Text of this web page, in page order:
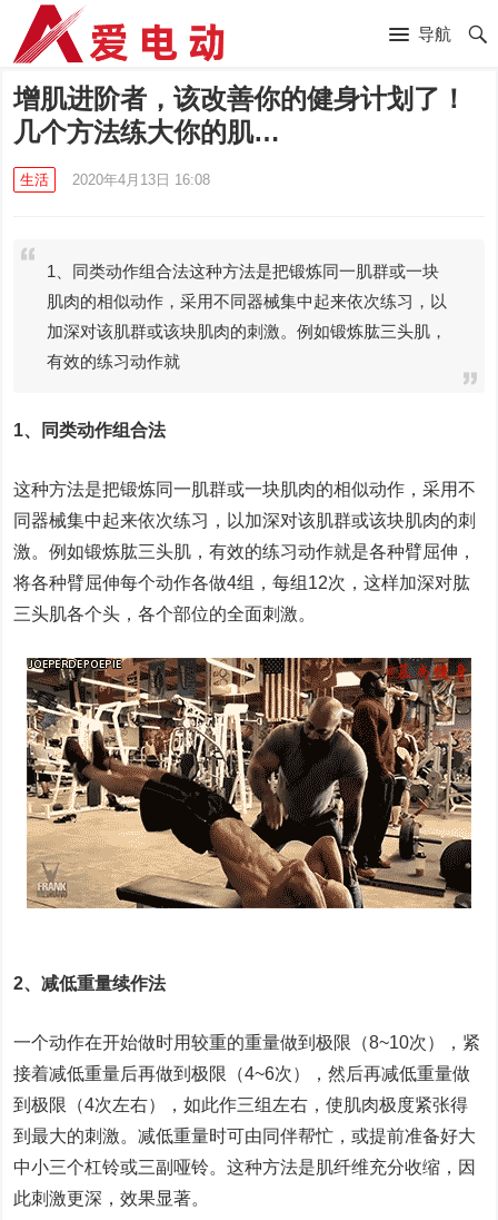
导航
增肌进阶者，该改善你的健身计划了！
几个方法练大你的肌…
生活 2020年4月13日 16:08
1、同类动作组合法这种方法是把锻炼同一肌群或一块
肌肉的相似动作，采用不同器械集中起来依次练习，以
加深对该肌群或该块肌肉的刺激。例如锻炼肱三头肌，
有效的练习动作就
1、同类动作组合法
这种方法是把锻炼同一肌群或一块肌肉的相似动作，采用不
同器械集中起来依次练习，以加深对该肌群或该块肌肉的刺
激。例如锻炼肱三头肌，有效的练习动作就是各种臂屈伸，
将各种臂屈伸每个动作各做4组，每组12次，这样加深对肱
三头肌各个头，各个部位的全面刺激。
2、减低重量续作法
一个动作在开始做时用较重的重量做到极限（8~10次），紧
接着减低重量后再做到极限（4~6次），然后再减低重量做
到极限（4次左右），如此作三组左右，使肌肉极度紧张得
到最大的刺激。减低重量时可由同伴帮忙，或提前准备好大
中小三个杠铃或三副哑铃。这种方法是肌纤维充分收缩，因
此刺激更深，效果显著。